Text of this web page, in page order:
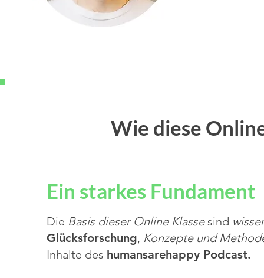
Wie diese
Ein starkes Fundament
Die Basis dieser Online Klassesind
Glücksforschung, Konzepte und
Inhalte des humansarehappy Podcast.